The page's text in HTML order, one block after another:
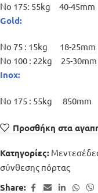
No 175: 55kg 40-45mm
Gold:
No 75 : 15kg 18-25mm
No 100 : 22kg 25-30mm
Inox:
No 175 : 55kg 850mm
Προσθήκη στα
Κατηγορίες:
σύνθεσης πόρτας
Share: